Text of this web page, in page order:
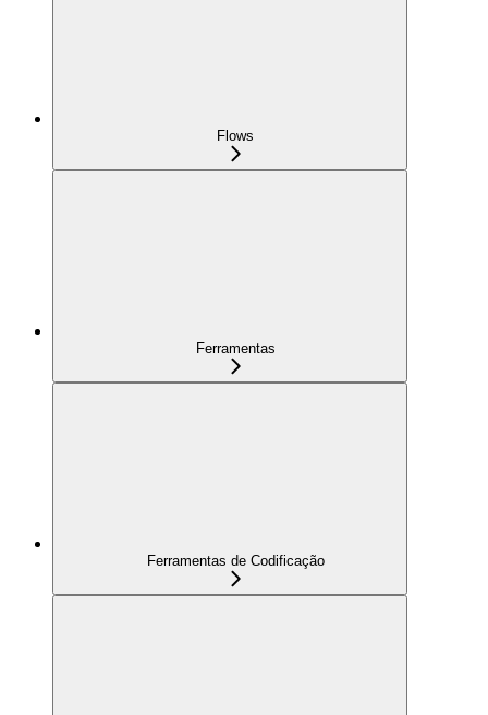
Flows
Ferramentas
Ferramentas de Codificação